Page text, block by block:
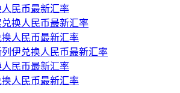
民币最新汇率
兑换人民币最新汇率
人民币最新汇率
列伊兑换人民币最新汇率
民币最新汇率
人民币最新汇率